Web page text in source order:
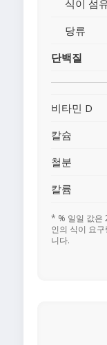
식이 섬
당류
단백질
비타민 D
칼슘
철분
칼륨
* % 일일 값은
인의 식이 요
니다.